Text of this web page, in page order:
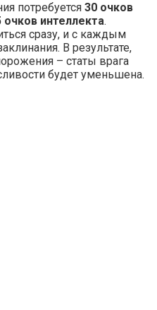
потребуется 30 очков
интеллекта.
сразу, и с каждым
В результате,
– статы врага
будет уменьшена.